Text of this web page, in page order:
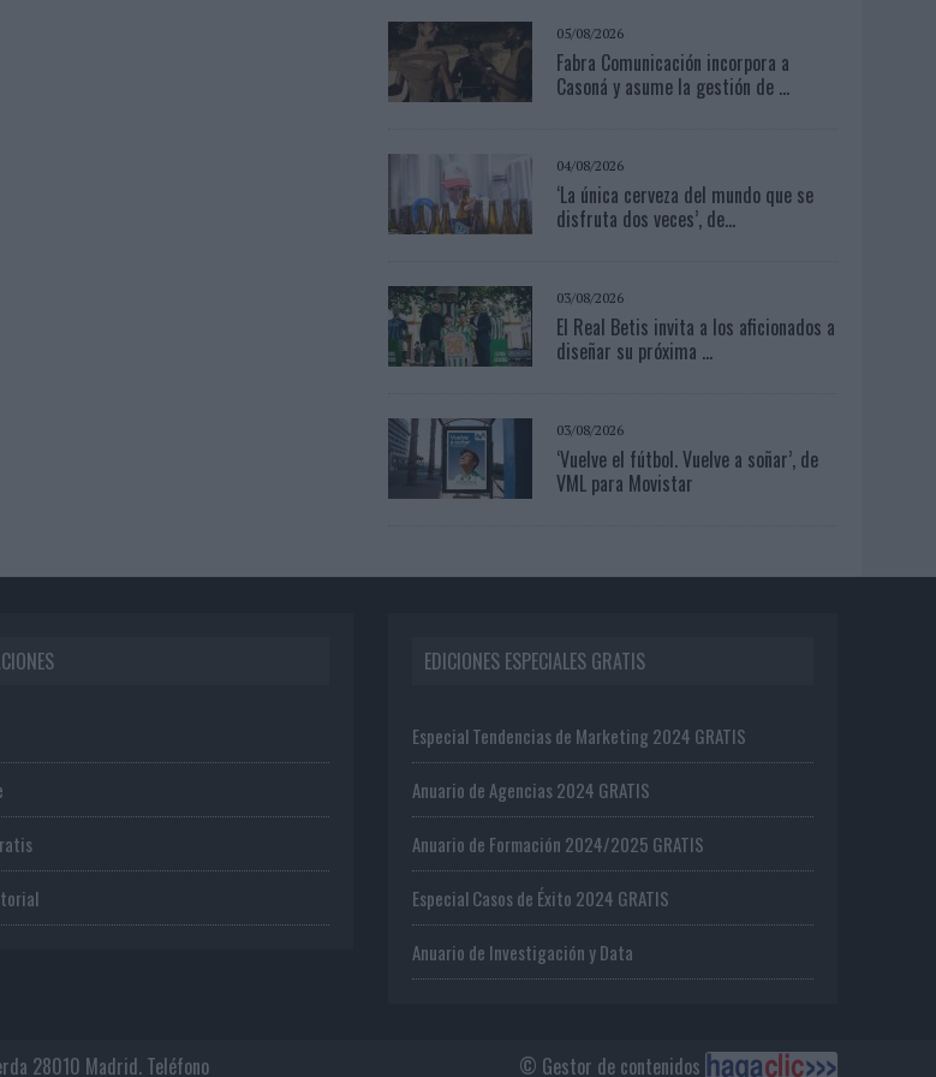
05/08/2026
Fabra Comunicación incorpora a
Casoná y asume la gestión de ...
04/08/2026
‘La única cerveza del mundo que se
disfruta dos veces’, de...
03/08/2026
El Real Betis invita a los aficionados a
diseñar su próxima ...
03/08/2026
‘Vuelve el fútbol. Vuelve a soñar’, de
VML para Movistar
EDICIONES ESPECIALES GRATIS
Especial Tendencias de Marketing 2024 GRATIS
Anuario de Agencias 2024 GRATIS
Anuario de Formación 2024/2025 GRATIS
Especial Casos de Éxito 2024 GRATIS
Anuario de Investigación y Data
© Gestor de contenidos
28010 Madrid. Teléfono